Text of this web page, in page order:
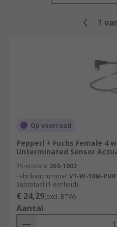
1
Op voorraad
Pepperl + Fuchs Female 4
Unterminated Sensor
RS-stocknr. 203-1002
FabrikantnummerV1-W-10M-PUR
Subtotaal (1 eenheid)
€ 24,29(excl. BTW)
Aantal